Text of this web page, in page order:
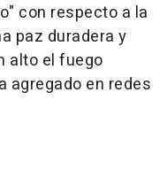
con respecto a la
paz duradera y
alto el fuego
agregado en redes